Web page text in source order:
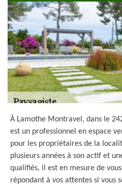
À Lamothe Montravel, dans le
est un professionnel en espace
pour les propriétaires de la
plusieurs années à son actif et
qualifiés, il est en mesure de
répondant à vos attentes si vous